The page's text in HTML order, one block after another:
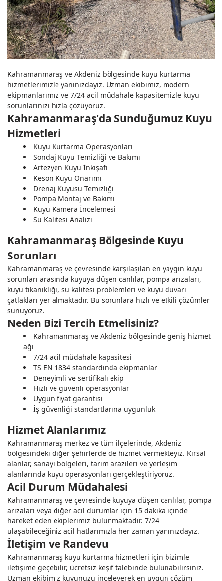
Kahramanmaraş ve Akdeniz bölgesinde kuyu kurtarma
hizmetlerimizle yanınızdayız. Uzman ekibimiz, modern
ekipmanlarımız ve 7/24 acil müdahale kapasitemizle kuyu
sorunlarınızı hızla çözüyoruz.
Kahramanmaraş'da Sunduğumuz Kuyu
Hizmetleri
Kuyu Kurtarma Operasyonları
Sondaj Kuyu Temizliği ve Bakımı
Artezyen Kuyu İnkişafı
Keson Kuyu Onarımı
Drenaj Kuyusu Temizliği
Pompa Montaj ve Bakımı
Kuyu Kamera İncelemesi
Su Kalitesi Analizi
Kahramanmaraş Bölgesinde Kuyu
Sorunları
Kahramanmaraş ve çevresinde karşılaşılan en yaygın kuyu
sorunları arasında kuyuya düşen canlılar, pompa arızaları,
kuyu tıkanıklığı, su kalitesi problemleri ve kuyu duvarı
çatlakları yer almaktadır. Bu sorunlara hızlı ve etkili çözümler
sunuyoruz.
Neden Bizi Tercih Etmelisiniz?
Kahramanmaraş ve Akdeniz bölgesinde geniş hizmet
ağı
7/24 acil müdahale kapasitesi
TS EN 1834 standardında ekipmanlar
Deneyimli ve sertifikalı ekip
Hızlı ve güvenli operasyonlar
Uygun fiyat garantisi
İş güvenliği standartlarına uygunluk
Hizmet Alanlarımız
Kahramanmaraş merkez ve tüm ilçelerinde, Akdeniz
bölgesindeki diğer şehirlerde de hizmet vermekteyiz. Kırsal
alanlar, sanayi bölgeleri, tarım arazileri ve yerleşim
alanlarında kuyu operasyonları gerçekleştiriyoruz.
Acil Durum Müdahalesi
Kahramanmaraş ve çevresinde kuyuya düşen canlılar, pompa
arızaları veya diğer acil durumlar için 15 dakika içinde
hareket eden ekiplerimiz bulunmaktadır. 7/24
ulaşabileceğiniz acil hatlarımızla her zaman yanınızdayız.
İletişim ve Randevu
Kahramanmaraş kuyu kurtarma hizmetleri için bizimle
iletişime geçebilir, ücretsiz keşif talebinde bulunabilirsiniz.
Uzman ekibimiz kuyunuzu inceleyerek en uygun çözüm